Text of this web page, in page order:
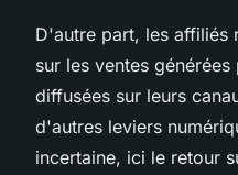
D'autre part, les affiliés
sur les ventes
diffusées sur leurs
d'autres leviers
incertaine, ici le retour